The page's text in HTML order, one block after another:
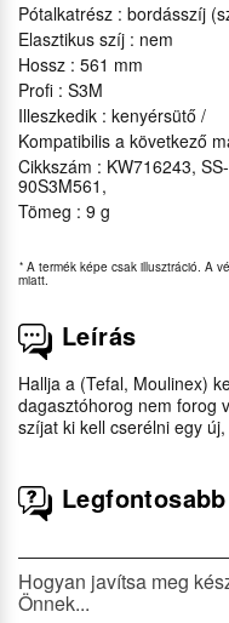
Pótalkatrész : bordásszíj
Elasztikus szíj : nem
Hossz : 561 mm
Profi : S3M
Illeszkedik : kenyérsütő /
Kompatibilis a következő
Cikkszám : KW716243,
90S3M561,
Tömeg : 9 g
* A termék képe csak illusztráció. A
miatt.
Leírás
Hallja a (Tefal, Moulinex)
dagasztóhorog nem forog
szíjat ki kell cserélni egy
Hogyan javítsa meg
Önnek...